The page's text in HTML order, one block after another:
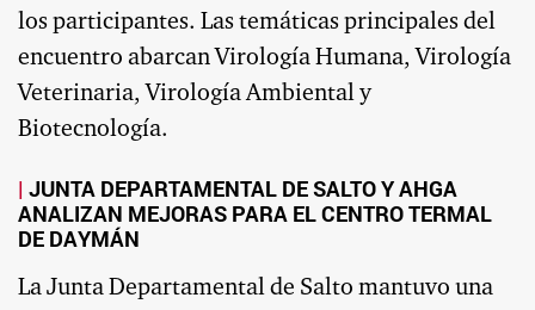
los participantes. Las temáticas principales del
encuentro abarcan Virología Humana, Virología
Veterinaria, Virología Ambiental y
Biotecnología.
JUNTA DEPARTAMENTAL DE SALTO Y AHGA
ANALIZAN MEJORAS PARA EL CENTRO TERMAL
DE DAYMÁN
La Junta Departamental de Salto mantuvo una